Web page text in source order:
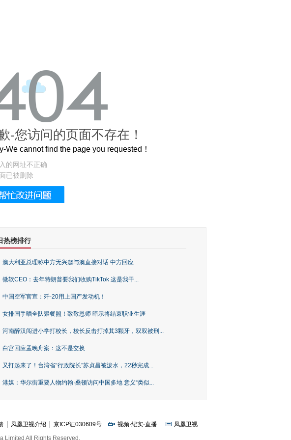
了600岁的紫禁城
-您访问的页面不存在！
We cannot find the page you requested！
的网址不正确
已被删除
热榜排行
澳大利亚总理称中方无兴趣与澳直接对话 中方回应
微软CEO：去年特朗普要我们收购TikTok 这是我干...
中国空军官宣：歼-20用上国产发动机！
女排国手晒全队聚餐照！致敬恩师 暗示将结束职业生涯
河南醉汉闯进小学打校长，校长反击打掉其3颗牙，双双被刑...
白宫回应孟晚舟案：这不是交换
又打起来了！台湾省“行政院长”苏贞昌被泼水，22秒完成...
港媒：华尔街重要人物约翰·桑顿访问中国多地 意义“类似...
凤凰卫视介绍 京ICP证030609号 视频·纪实·直播
凤凰卫视
Limited All Rights Reserved.